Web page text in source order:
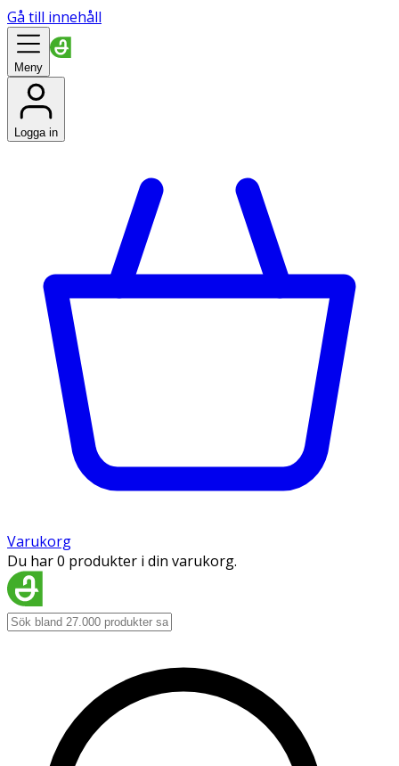
Gå till innehåll
Meny
Logga in
Varukorg
Du har 0 produkter i din varukorg.